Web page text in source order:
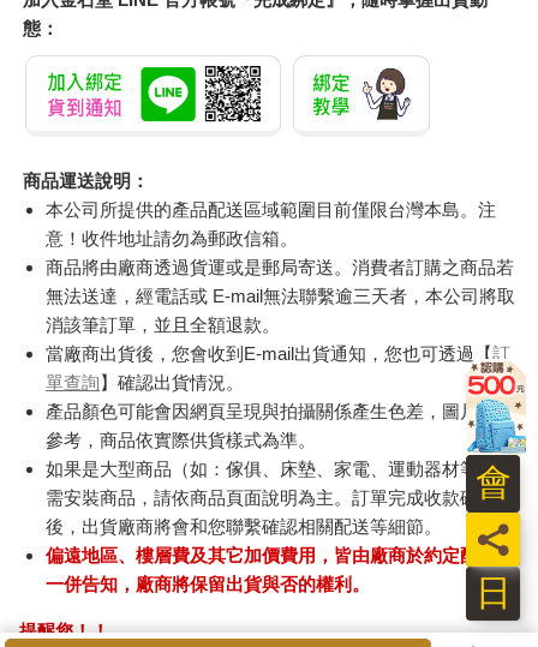
態：
商品運送說明：
本公司所提供的產品配送區域範圍目前僅限台灣本島。注
意！收件地址請勿為郵政信箱。
商品將由廠商透過貨運或是郵局寄送。消費者訂購之商品若
無法送達，經電話或 E-mail無法聯繫逾三天者，本公司將取
消該筆訂單，並且全額退款。
當廠商出貨後，您會收到E-mail出貨通知，您也可透過【訂
單查詢】確認出貨情況。
產品顏色可能會因網頁呈現與拍攝關係產生色差，圖片僅供
參考，商品依實際供貨樣式為準。
如果是大型商品（如：傢俱、床墊、家電、運動器材等）及
需安裝商品，請依商品頁面說明為主。訂單完成收款確認
後，出貨廠商將會和您聯繫確認相關配送等細節。
偏遠地區、樓層費及其它加價費用，皆由廠商於約定配送時
一併告知，廠商將保留出貨與否的權利。
提醒您！！
日
員
會